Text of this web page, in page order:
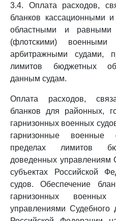
3.4. Оплата расходов,
бланков кассационными
областными и
(флотскими) военными
арбитражными судами,
лимитов бюджетных
данным судам.
Оплата расходов,
бланков для районных,
гарнизонных военных
гарнизонные военные
пределах лимитов
доведенных управлениям
субъектах Российской
судов. Обеспечение
гарнизонных военных
управлениями Судебного